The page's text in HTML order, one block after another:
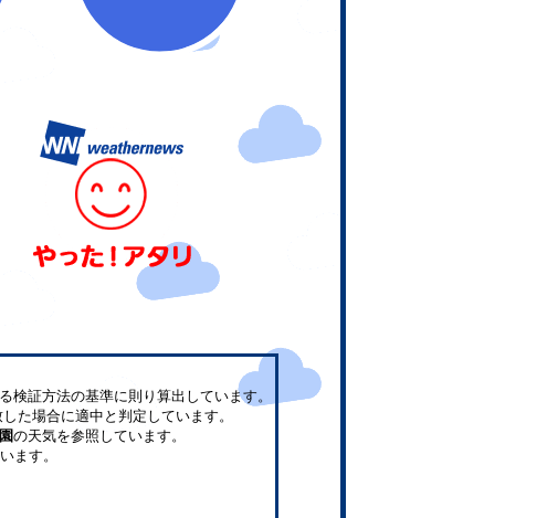
検証方法の基準に則り算出しています。
た場合に適中と判定しています。
の天気を参照しています。
ます。